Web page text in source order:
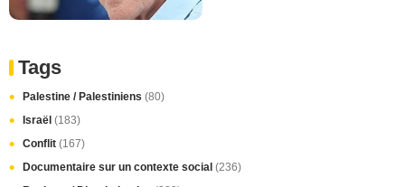
Tags
Palestine / Palestiniens (80)
Israël (183)
Conflit (167)
Documentaire sur un contexte social (236)